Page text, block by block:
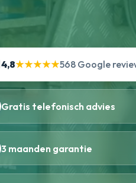
4,8★★★★★568 Google
Gratis telefonisch advies
3 maanden garantie